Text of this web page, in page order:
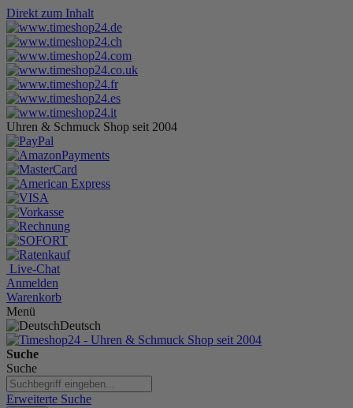
Direkt zum Inhalt
Uhren & Schmuck Shop seit 2004
Live-Chat
Anmelden
Warenkorb
Menü
Deutsch
Suche
Suche
Erweiterte Suche